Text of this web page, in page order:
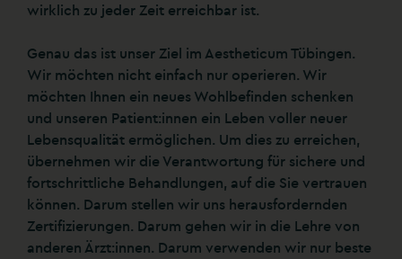
wirklich zu jeder Zeit erreichbar ist.
Genau das ist unser Ziel im Aestheticum Tübingen.
Wir möchten nicht einfach nur operieren. Wir
möchten Ihnen ein neues Wohlbefinden schenken
und unseren Patient:innen ein Leben voller neuer
Lebensqualität ermöglichen. Um dies zu erreichen,
übernehmen wir die Verantwortung für sichere und
fortschrittliche Behandlungen, auf die Sie vertrauen
können. Darum stellen wir uns herausfordernden
Zertifizierungen. Darum gehen wir in die Lehre von
anderen Ärzt:innen. Darum verwenden wir nur beste